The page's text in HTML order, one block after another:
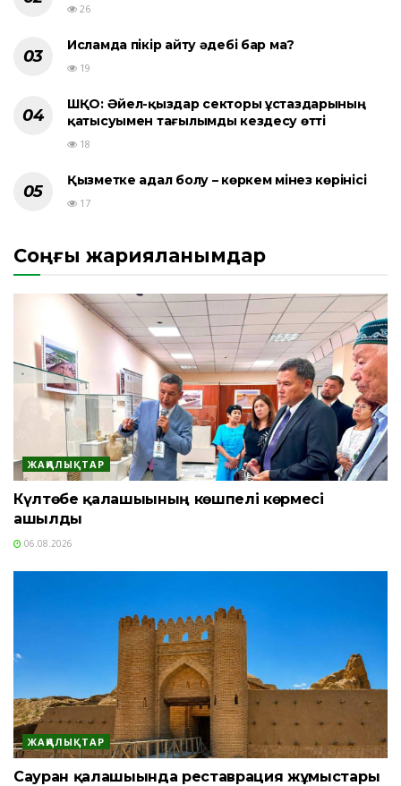
26
Исламда пікір айту әдебі бар ма?
19
ШҚО: Әйел-қыздар секторы ұстаздарының
қатысуымен тағылымды кездесу өтті
18
Қызметке адал болу – көркем мінез көрінісі
17
Соңғы жарияланымдар
ЖАҢАЛЫҚТАР
Күлтөбе қалашығының көшпелі көрмесі
ашылды
06.08.2026
ЖАҢАЛЫҚТАР
Сауран қалашығында реставрация жұмыстары